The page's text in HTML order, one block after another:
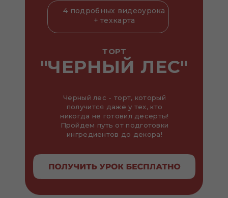
ТОРТ
"ЧЕРНЫЙ ЛЕС"
Черный лес - торт, который
получится даже у тех, кто
никогда не готовил десерты!
Пройдем путь от подготовки
ингредиентов до декора!
4 подробных видеоурока
+ техкарта